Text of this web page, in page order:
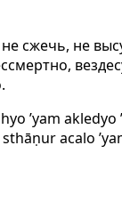
не сжечь, не
’yam akledyo
acalo